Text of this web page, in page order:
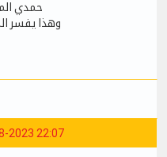
حمدي
وهذا يفسر
2023 22:07